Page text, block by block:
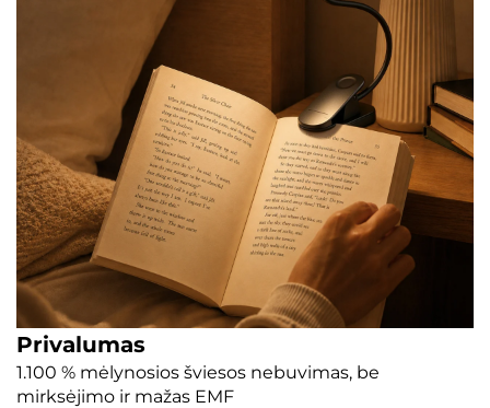
Privalumas
1.100 % mėlynosios šviesos nebuvimas, be
mirksėjimo ir mažas EMF